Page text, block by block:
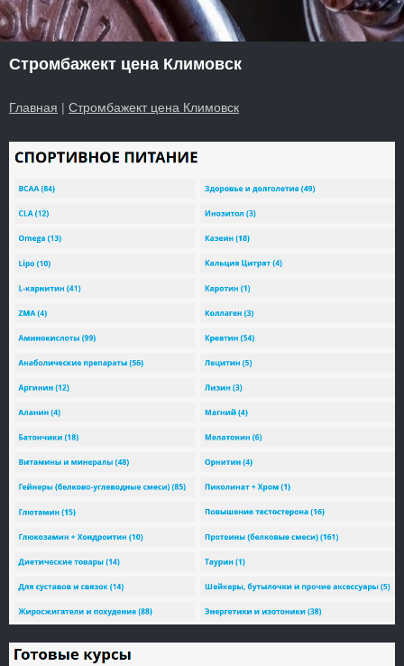
Стромбажект цена Климовск
Главная | Стромбажект цена Климовск